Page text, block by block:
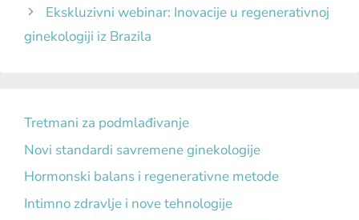
Ekskluzivni webinar: Inovacije u regenerativnoj
ginekologiji iz Brazila
Tretmani za podmlađivanje
Novi standardi savremene ginekologije
Hormonski balans i regenerativne metode
Intimno zdravlje i nove tehnologije